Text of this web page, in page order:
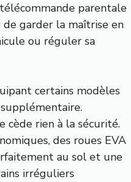
parentale
garder la maîtrise en
ou réguler sa
certains modèles
cède rien à la sécurité.
des roues EVA
au sol et une
irréguliers